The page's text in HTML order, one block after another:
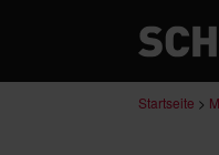
Startseite >